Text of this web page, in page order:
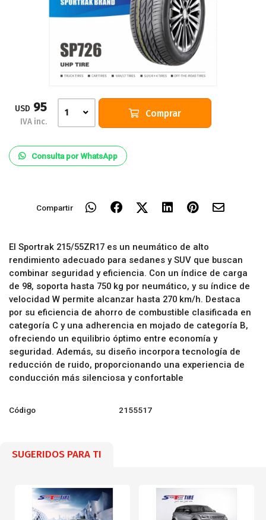
USD 95
IVA inc.
1 Comprar
Consulta por WhatsApp
Compartir
El Sportrak 215/55ZR17 es un neumático de alto
rendimiento adecuado para sedanes y SUV que buscan
combinar seguridad y eficiencia. Con un índice de carga
de 98, soporta hasta 750 kg por neumático, y su índice de
velocidad W permite alcanzar hasta 270 km/h. Destaca
por su eficiencia de ahorro de combustible clasificada en
categoría C y una adherencia en mojado de categoría B,
ofreciendo un equilibrio óptimo entre economía y
seguridad. Además, su diseño incorpora tecnología de
reducción de ruido, proporcionando una experiencia de
conducción más silenciosa y confortable
Código 2155517
SUGERIDOS PARA TI